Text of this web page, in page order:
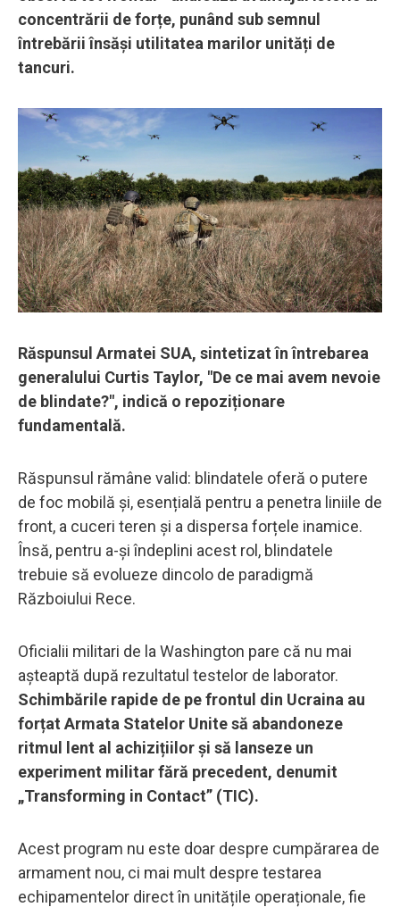
concentrării de forțe, punând sub semnul
întrebării însăși utilitatea marilor unități de
tancuri.
Răspunsul Armatei SUA, sintetizat în întrebarea
generalului Curtis Taylor, "De ce mai avem nevoie
de blindate?", indică o repoziționare
fundamentală.
Răspunsul rămâne valid: blindatele oferă o putere
de foc mobilă și, esențială pentru a penetra liniile de
front, a cuceri teren și a dispersa forțele inamice.
Însă, pentru a-și îndeplini acest rol, blindatele
trebuie să evolueze dincolo de paradigmă
Războiului Rece.
Oficialii militari de la Washington pare că nu mai
așteaptă după rezultatul testelor de laborator.
Schimbările rapide de pe frontul din Ucraina au
forțat Armata Statelor Unite să abandoneze
ritmul lent al achizițiilor și să lanseze un
experiment militar fără precedent, denumit
„Transforming in Contact” (TIC).
Acest program nu este doar despre cumpărarea de
armament nou, ci mai mult despre testarea
echipamentelor direct în unitățile operaționale, fie